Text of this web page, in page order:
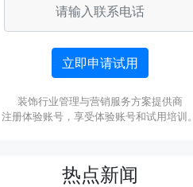
立即申请试用
装饰行业管理与营销服务方案提供商
注册体验账号，享受体验账号和试用培训。
热点新闻